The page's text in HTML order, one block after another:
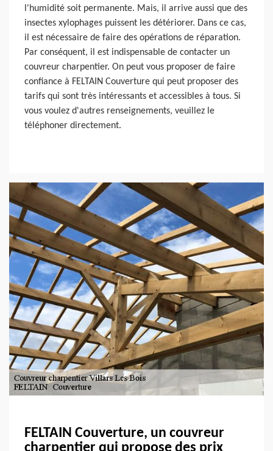
l'humidité soit permanente. Mais, il arrive aussi que des
insectes xylophages puissent les détériorer. Dans ce cas,
il est nécessaire de faire des opérations de réparation.
Par conséquent, il est indispensable de contacter un
couvreur charpentier. On peut vous proposer de faire
confiance à FELTAIN Couverture qui peut proposer des
tarifs qui sont très intéressants et accessibles à tous. Si
vous voulez d'autres renseignements, veuillez le
téléphoner directement.
FELTAIN Couverture, un couvreur
charpentier qui propose des prix